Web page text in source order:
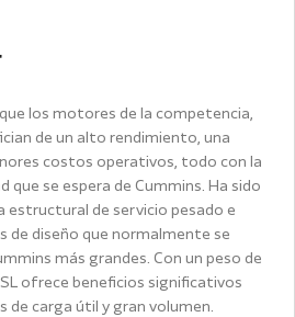
los motores de la competencia,
de un alto rendimiento, una
costos operativos, todo con la
que se espera de Cummins. Ha sido
estructural de servicio pesado e
de diseño que normalmente se
más grandes. Con un peso de
ofrece beneficios significativos
de carga útil y gran volumen.